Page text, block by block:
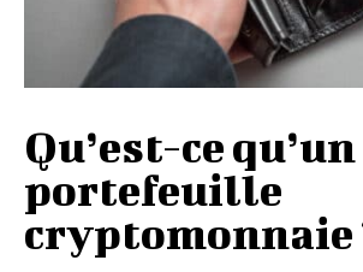
Qu’est-ce qu’un
portefeuille
cryptomonnaie